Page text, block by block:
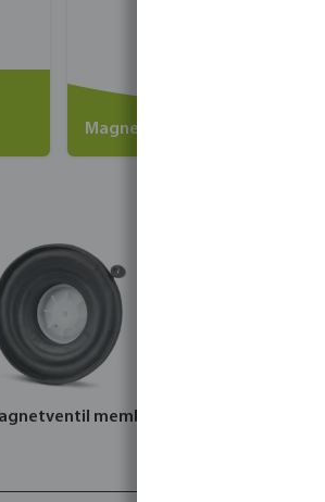
Magnetventiler
membran